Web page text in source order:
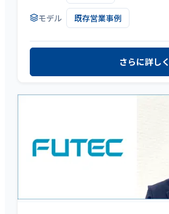
モデル 既存営業事例
さらに詳しく